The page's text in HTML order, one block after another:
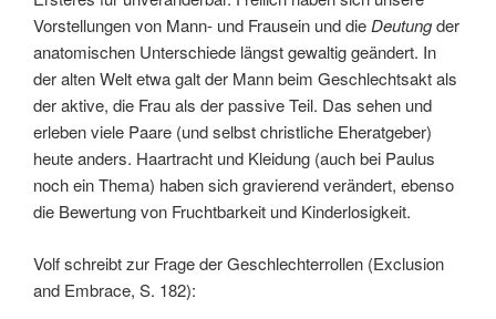
Vorstellungen von Mann- und Frausein und dieDeutungder
anatomischen Unterschiede längst gewaltig geändert. In
der alten Welt etwa galt der Mann beim Geschlechtsakt als
der aktive, die Frau als der passive Teil. Das sehen und
erleben viele Paare (und selbst christliche Eheratgeber)
heute anders. Haartracht und Kleidung (auch bei Paulus
noch ein Thema) haben sich gravierend verändert, ebenso
die Bewertung von Fruchtbarkeit und Kinderlosigkeit.
Volf schreibt zur Frage der Geschlechterrollen (Exclusion
and Embrace, S. 182):